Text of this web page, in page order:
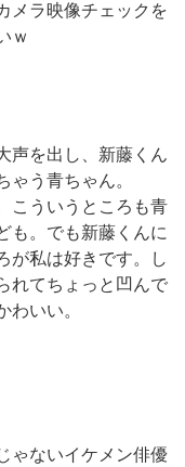
メラ映像チェックを
ｗ
声を出し、新藤くん
ゃう青ちゃん。
こういうところも青
も。でも新藤くんに
が私は好きです。し
れてちょっと凹んで
わいい。
ゃないイケメン俳優